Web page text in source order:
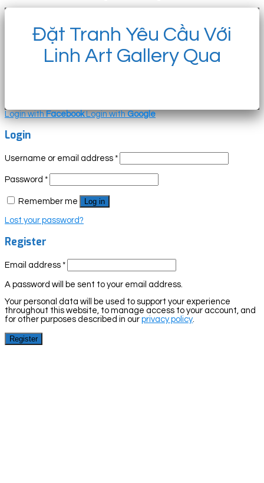
Đặt Tranh Yêu Cầu Với
Linh Art Gallery Qua
Login withFacebook Login withGoogle
Login
Username or email address *
Password *
Remember me Log in
Lost your password?
Register
Email address *
A password will be sent to your email address.
Your personal data will be used to support your experience
throughout this website, to manage access to your account, and
for other purposes described in our privacy policy.
Register